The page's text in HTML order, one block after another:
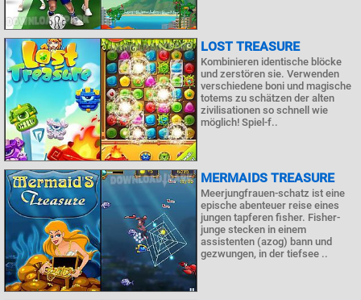
LOST TREASURE
Kombinieren identische blöcke
und zerstören sie. Verwenden
verschiedene boni und magische
totems zu schätzen der alten
zivilisationen so schnell wie
möglich! Spiel-f..
MERMAIDS TREASURE
Meerjungfrauen-schatz ist eine
epische abenteuer reise eines
jungen tapferen fisher. Fisher-
junge stecken in einem
assistenten (azog) bann und
gezwungen, in der tiefsee ..